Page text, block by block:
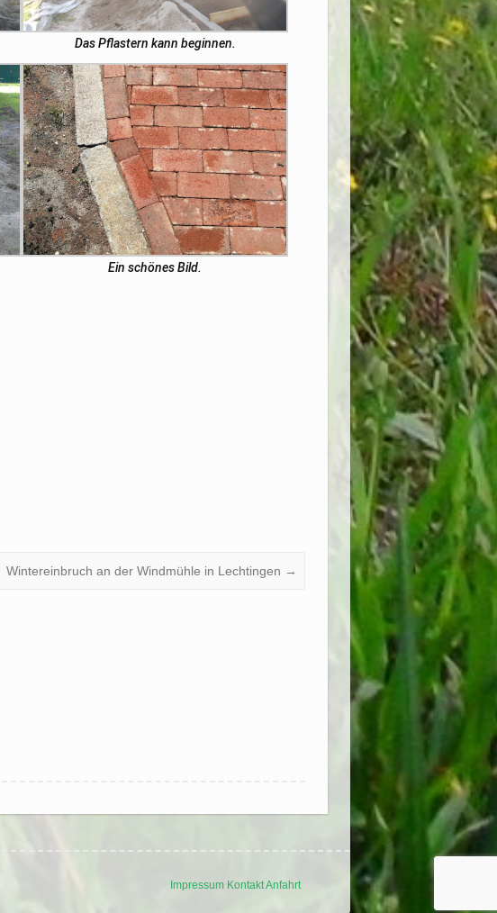
Das Pflastern kann beginnen.
Ein schönes Bild.
Wintereinbruch an der Windmühle in Lechtingen →
Impressum KontaktAnfahrt